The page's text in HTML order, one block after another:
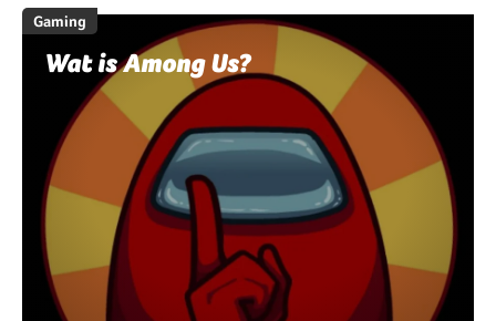
Gaming
Wat is Among Us?